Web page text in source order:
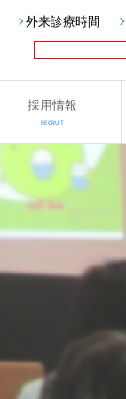
外来診療時間
採用情報
RECRUIT